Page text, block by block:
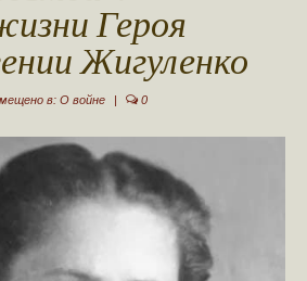
Героя
Жигуленко
в: О войне | 0